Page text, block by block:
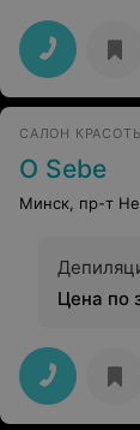
САЛОН
O Sebe
Минск, пр-т
Цена по